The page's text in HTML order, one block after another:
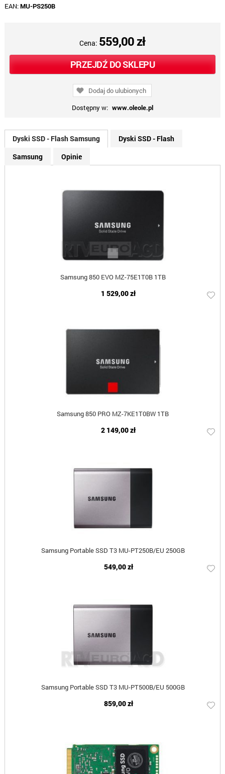
EAN:MU-PS250B
Cena: 559,00 zł
PRZEJDŹ DO SKLEPU
Dodaj do ulubionych
Dostępny w: www.oleole.pl
Dyski SSD - Flash Samsung
Dyski SSD - Flash
Samsung
Opinie
Samsung 850 EVO MZ-75E1T0B 1TB
1 529,00 zł
Samsung 850 PRO MZ-7KE1T0BW 1TB
2 149,00 zł
Samsung Portable SSD T3 MU-PT250B/EU 250GB
549,00 zł
Samsung Portable SSD T3 MU-PT500B/EU 500GB
859,00 zł